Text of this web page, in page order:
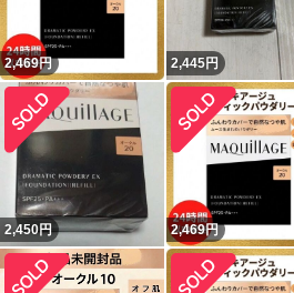
2,469円 2,445円
2,450円 2,469円